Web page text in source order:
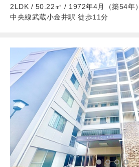
2LDK / 50.22㎡ / 1972年4月（築54年）
中央線武蔵小金井駅 徒歩11分